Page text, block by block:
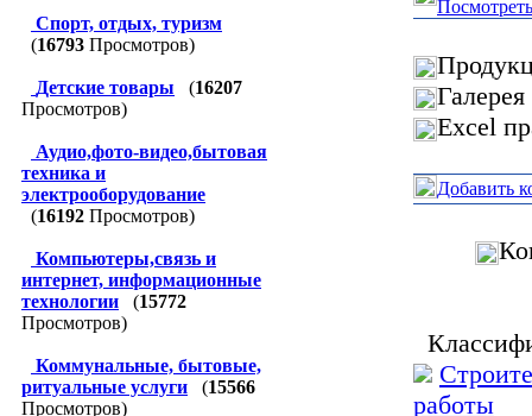
Спорт, отдых, туризм
(16793 Просмотров)
Детские товары (16207
Просмотров)
Аудио,фото-видео,бытовая
техника и
электрооборудование
(16192 Просмотров)
Компьютеры,связь и
интернет, информационные
технологии
(15772
Просмотров)
Коммунальные, бытовые,
ритуальные услуги
(15566
Просмотров)
Excel
Добавить
работы